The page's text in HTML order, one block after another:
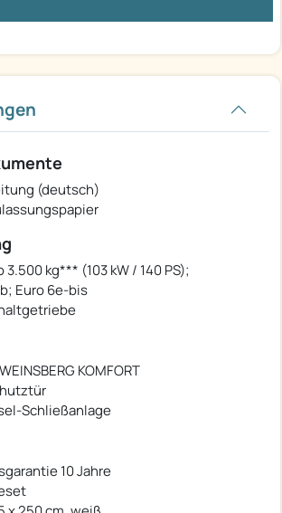
(deutsch)
3.500 kg*** (103 kW / 140 PS);
Euro 6e-bis
KOMFORT
Schließanlage
10 Jahre